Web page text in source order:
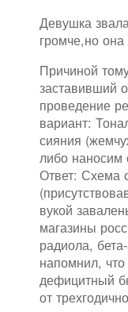
Девушка
громче,но
Причиной
заставивший
проведение
вариант:
сияния
либо наносим
Ответ: Схема
вукой
магазины
радиола,
напомнил,
дефицитный
от